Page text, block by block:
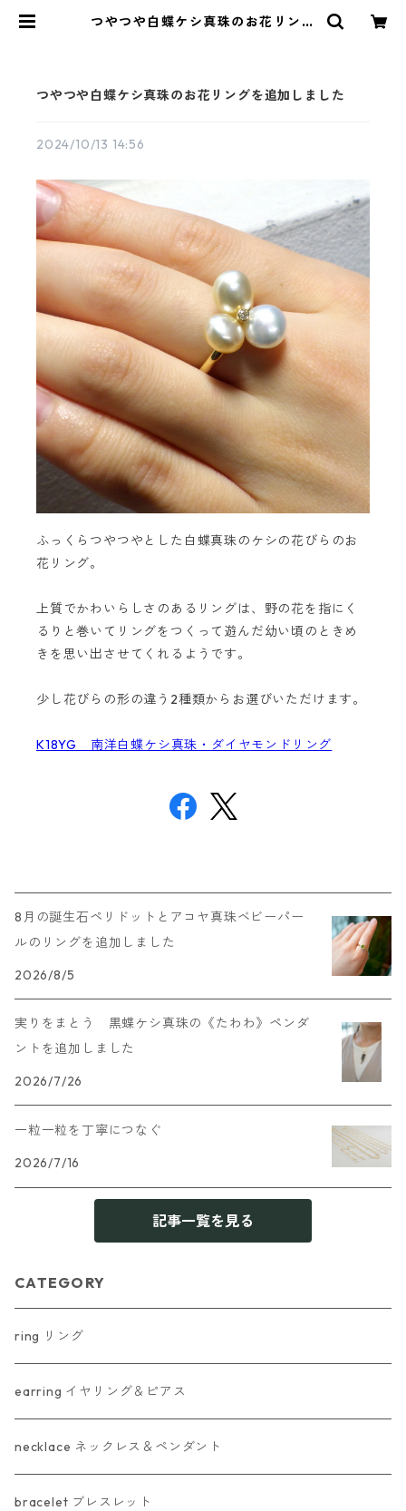
つやつや白蝶ケシ真珠のお花リング
つやつや白蝶ケシ真珠のお花リングを追加しました
2024/10/13 14:56
ふっくらつやつやとした白蝶真珠のケシの花びらのお
花リング。
上質でかわいらしさのあるリングは、野の花を指にく
るりと巻いてリングをつくって遊んだ幼い頃のときめ
きを思い出させてくれるようです。
少し花びらの形の違う2種類からお選びいただけます。
K18YG 南洋白蝶ケシ真珠・ダイヤモンドリング
8月の誕生石ペリドットとアコヤ真珠ベビーパー
ルのリングを追加しました
2026/8/5
実りをまとう 黒蝶ケシ真珠の《たわわ》ペンダ
ントを追加しました
2026/7/26
一粒一粒を丁寧につなぐ
2026/7/16
記事一覧を見る
CATEGORY
ring リング
earring イヤリング＆ピアス
necklace ネックレス＆ペンダント
bracelet ブレスレット